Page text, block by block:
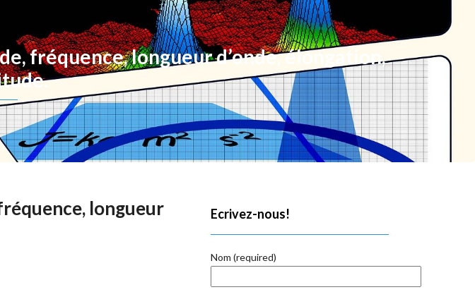
fréquence, longueur d’onde, élongation,
longueur Ecrivez-nous!
Nom (required)